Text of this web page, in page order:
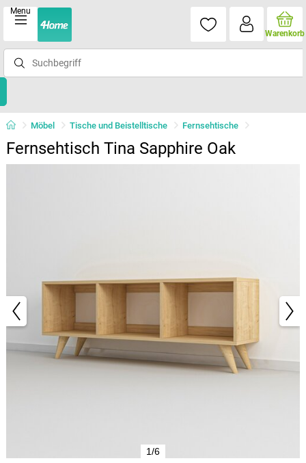
Menu
Warenkorb
Möbel Tische und Beistelltische Fernsehtische
Fernsehtisch Tina Sapphire Oak
1/6